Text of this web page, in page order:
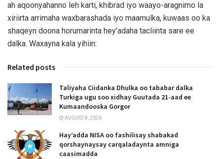
ah aqoonyahanno leh karti, khibrad iyo waayo-aragnimo la
xiriirta arrimaha waxbarashada iyo maamulka, kuwaas oo ka
shaqeyn doona horumarinta hey’adaha tacliinta sare ee
dalka. Waxayna kala yihiin:
Related posts
Taliyaha Ciidanka Dhulka oo tababar dalka
Turkiga ugu soo xidhay Guutada 21-aad ee
Kumaandooska Gorgor
AUGUST 8, 2026
Hay’adda NISA oo fashilisay shabakad
qorshaynaysay carqaladaynta amniga
caasimadda